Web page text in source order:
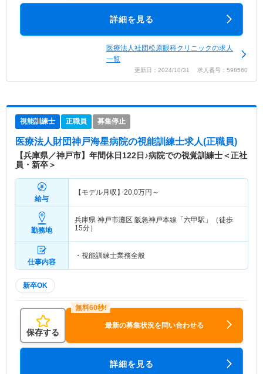
詳細を見る
医療法人社団松原眼科クリニックの求人
一覧
更新日：2024/10/31 求人番号：598560
視能訓練士 正職員 募集停止
医療法人財団神戸海星病院の視能訓練士求人(正職員)
【兵庫県／神戸市】年間休日122日♪病院での視覚訓練士＜正社
員・新卒＞
給与
【モデル月収】 20.0万円～
勤務地
兵庫県 神戸市灘区 阪急神戸本線「六甲駅」（徒歩
15分）
仕事内容
・視能訓練士業務全般
新卒OK
保存する
最新の募集状況を問い合わせる
詳細を見る